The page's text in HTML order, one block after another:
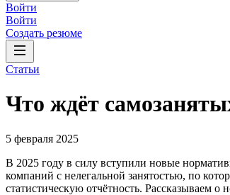
Войти
Войти
Создать резюме
Статьи
Что ждёт
5 февраля 2025
В 2025 году в силу вступили новые
компаний с нелегальной занятостью, по
статистическую отчётность. Рассказываем